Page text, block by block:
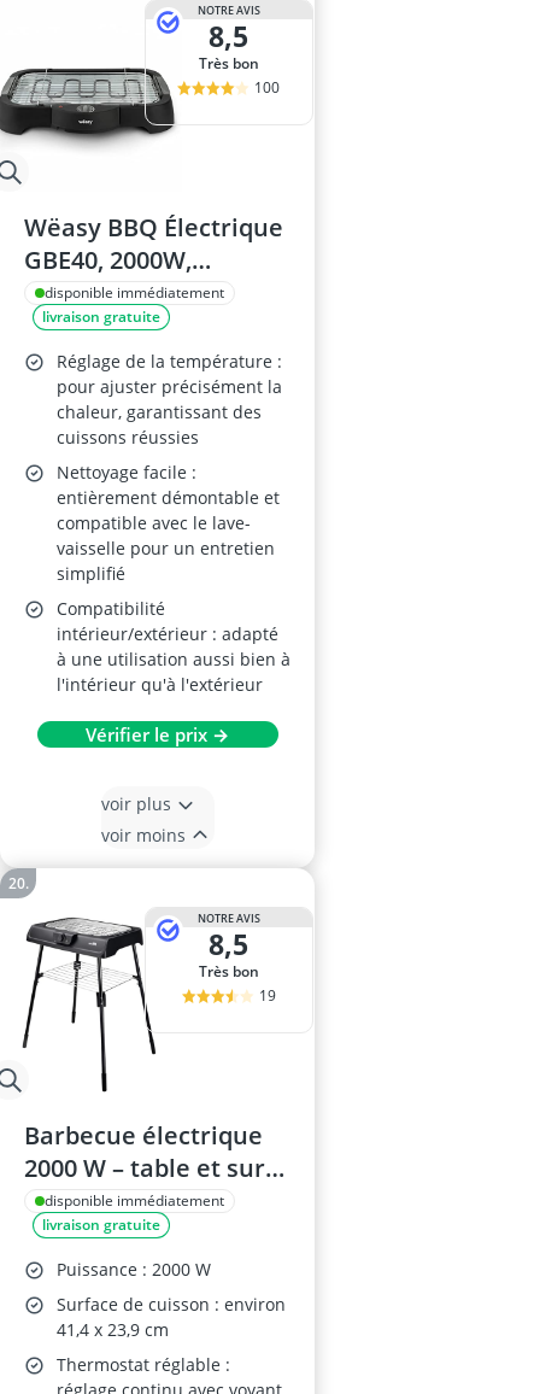
NOTRE AVIS
8,5
Très bon
100
Wëasy BBQ Électrique
GBE40, 2000W,
Intérieur/Extérieur
disponible immédiatement
livraison gratuite
Réglage de la température :
pour ajuster précisément la
chaleur, garantissant des
cuissons réussies
Nettoyage facile :
entièrement démontable et
compatible avec le lave-
vaisselle pour un entretien
simplifié
Compatibilité
intérieur/extérieur : adapté
à une utilisation aussi bien à
l'intérieur qu'à l'extérieur
Vérifier le prix →
voir plus
voir moins
NOTRE AVIS
8,5
Très bon
19
Barbecue électrique
2000 W – table et sur
pied, grille en acier
inoxydable, réglable
en continu, pour
balcon
disponible immédiatement
livraison gratuite
Puissance : 2000 W
Surface de cuisson : environ
41,4 x 23,9 cm
Thermostat réglable :